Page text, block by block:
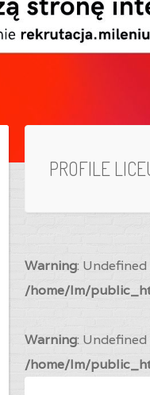
PROFILE
Warning:
/home/lm/
Warning:
/home/lm/